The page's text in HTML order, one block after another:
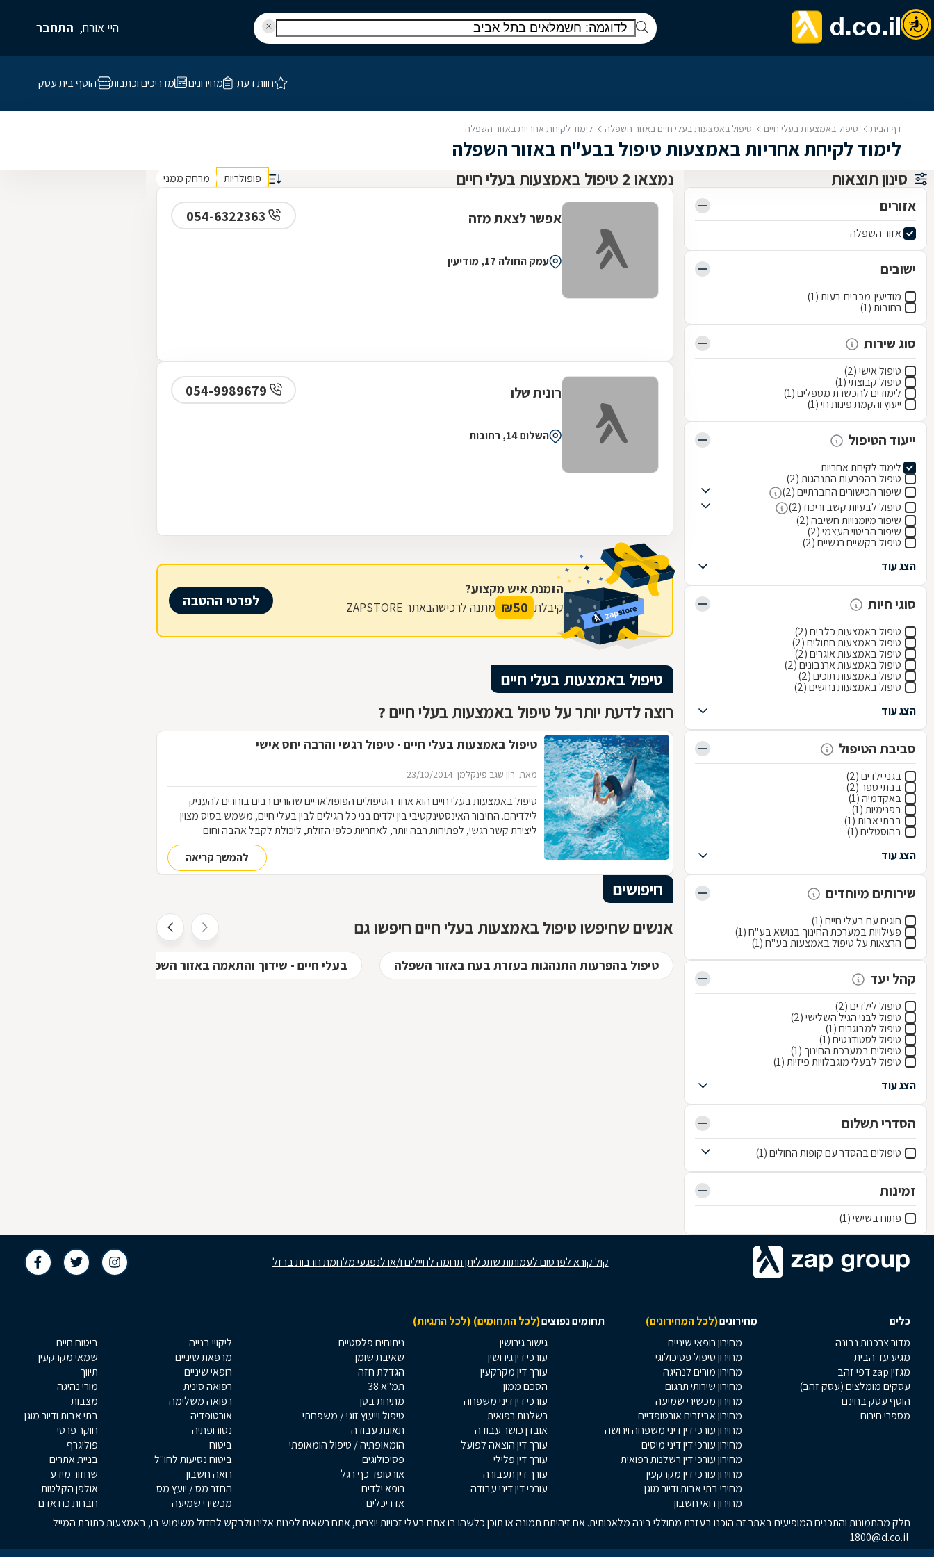
היי אורח, התחבר
חוות דעת מחירונים מדריכים וכתבות הוסף בית עסק
דף הבית טיפול באמצעות בעלי חיים טיפול באמצעות בעלי חיים באזור השפלה לימוד לקיחת אחריות באזור השפלה
לימוד לקיחת אחריות באמצעות טיפול בבע"ח באזור השפלה
סינון תוצאות
אזורים
אזור השפלה
ישובים
מודיעין-מכבים-רעות (1)
רחובות (1)
סוג שירות
טיפול אישי (2)
טיפול קבוצתי (1)
לימודים להכשרת מטפלים (1)
ייעוץ והקמת פינות חי (1)
ייעוד הטיפול
לימוד לקיחת אחריות
טיפול בהפרעות התנהגות (2)
שיפור הכישורים החברתיים (2)
טיפול לבעיות קשב וריכוז (2)
שיפור מיומנויות חשיבה (2)
שיפור הביטוי העצמי (2)
טיפול בקשיים רגשיים (2)
הצג עוד
סוגי חיות
טיפול באמצעות כלבים (2)
טיפול באמצעות חתולים (2)
טיפול באמצעות אוגרים (2)
טיפול באמצעות ארנבונים (2)
טיפול באמצעות תוכים (2)
טיפול באמצעות נחשים (2)
הצג עוד
סביבת הטיפול
בגני ילדים (2)
בבתי ספר (2)
באקדמיה (1)
בפנימיות (1)
בבתי אבות (1)
בהוסטלים (1)
הצג עוד
שירותים מיוחדים
חוגים עם בעלי חיים (1)
פעילויות במערכת החינוך בנושא בע"ח (1)
הרצאות על טיפול באמצעות בע"ח (1)
קהל יעד
טיפול לילדים (2)
טיפול לבני הגיל השלישי (2)
טיפול למבוגרים (1)
טיפול לסטודנטים (1)
טיפולים במערכת החינוך (1)
טיפול לבעלי מוגבלויות פיזיות (1)
הצג עוד
הסדרי תשלום
טיפולים בהסדר עם קופות החולים (1)
זמינות
פתוח בשישי (1)
נמצאו 2 טיפול באמצעות בעלי חיים פופולריות מרחק ממני
אפשר לצאת מזה
עמק החולה 17, מודיעין
רונית שלו
השלום 14, רחובות
הזמנת איש מקצוע?
קיבלת 50
₪ מתנה לרכישהבאתר ZAPSTORE לפרטי ההטבה
טיפול באמצעות בעלי חיים
רוצה לדעת יותר על טיפול באמצעות בעלי חיים ?
טיפול באמצעות בעלי חיים - טיפול רגשי והרבה יחס אישי
מאת: רון שגב פינקלמן 23/10/2014
טיפול באמצעות בעלי חיים הוא אחד הטיפולים הפופולאריים שהורים רבים בוחרים להעניק
לילדיהם. החיבור האינסטינקטיבי בין ילדים בני כל הגילים לבין בעלי חיים, משמש בסיס מצוין
ליצירת קשר רגשי, לפתיחות רבה יותר, לאחריות כלפי הזולת, ליכולת לקבל אהבה וחום
ועוד-ועוד. הקשר שנוצר בין הילדים ובין בעלי החיים, מאפשר טיפול רגשי בבעיות ובקשיים
מסוגים שונים. איך בוחרים את החיה המתאימה לטיפול בבעיה מסוימת, ומהו המסלול להכשרת
מטפלים בתחום? בכתבה שלפניכם.
להמשך קריאה
חיפושים
אנשים שחיפשו טיפול באמצעות בעלי חיים חיפשו גם
טיפול בהפרעות התנהגות בעזרת בעח באזור השפלה בעלי חיים - שידוך והתאמה באזור השפלה
קול קורא לפרסום לעמותות שתכליתן תרומה לחיילים ו/או לנפגעי מלחמת חרבות ברזל
כלים מחירונים(לכל המחירונים) תחומים נפוצים(לכל התחומים) (לכל התגיות)
מדור צרכנות נבונה
מגיע עד הבית
מגזין zap דפי זהב
עסקים מומלצים (עסק זהב)
הוסף עסק בחינם
מספרי חירום
מחירון רופאי שיניים
מחירון טיפול פסיכולוגי
מחירון מורים לנהיגה
מחירון שירותי תרגום
מחירון מכשירי שמיעה
מחירון אביזרים אורטופדיים
מחירון עורכי דין דיני משפחה וירושה
מחירון עורכי דין דיני מיסים
מחירון עורכי דין רשלנות רפואית
מחירון עורכי דין מקרקעין
מחירי בתי אבות ודיור מוגן
מחירון רואי חשבון
גישור גירושין
עורכי דין גירושין
עורך דין מקרקעין
הסכם ממון
עורכי דין דיני משפחה
רשלנות רפואית
אובדן כושר עבודה
עורך דין הוצאה לפועל
עורך דין פלילי
עורך דין תעבורה
עורכי דין דיני עבודה
ניתוחים פלסטיים
שאיבת שומן
הגדלת חזה
תמ"א 38
מתיחת בטן
טיפול וייעוץ זוגי / משפחתי
תאונת עבודה
הומאופתיה / טיפול הומאופתי
פסיכולוגים
אורטופד כף רגל
רופא ילדים
אדריכלים
ליקויי בנייה
מרפאת שיניים
רופאי שיניים
רפואה סינית
רפואה משלימה
אורטופדיה
נטורופתיה
ביטוח
ביטוח נסיעות לחו"ל
רואה חשבון
החזר מס / יועץ מס
מכשירי שמיעה
ביטוח חיים
שמאי מקרקעין
תיווך
מורי נהיגה
מצבות
בתי אבות ודיור מוגן
חוקר פרטי
פוליגרף
בניית אתרים
שחזור מידע
אולפן הקלטות
חברות כח אדם
חלק מהתמונות והתכנים המופיעים באתר זה הוכנו בעזרת מחוללי בינה מלאכותית. אם זיהיתם תמונה או תוכן כלשהו בו אתם בעלי זכויות יוצרים, אתם רשאים לפנות אלינו ולבקש לחדול משימוש בו, באמצעות כתובת המייל
1800@d.co.il